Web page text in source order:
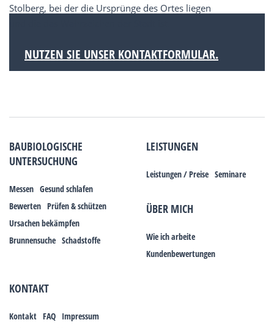
Stolberg, bei der die Ursprünge des Ortes liegen
NUTZEN SIE UNSER KONTAKTFORMULAR.
BAUBIOLOGISCHE
UNTERSUCHUNG
Messen Gesund schlafen
Bewerten Prüfen & schützen
Ursachen bekämpfen
Brunnensuche Schadstoffe
LEISTUNGEN
Leistungen / Preise Seminare
ÜBER MICH
Wie ich arbeite
Kundenbewertungen
KONTAKT
Kontakt FAQ Impressum